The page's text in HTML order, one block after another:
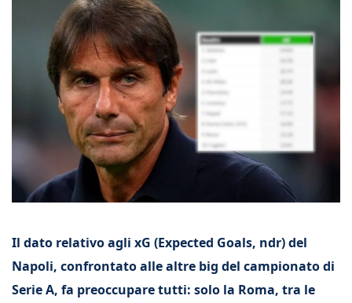
Il dato relativo agli xG (Expected Goals, ndr) del
Napoli, confrontato alle altre big del campionato di
Serie A, fa preoccupare tutti: solo la Roma, tra le